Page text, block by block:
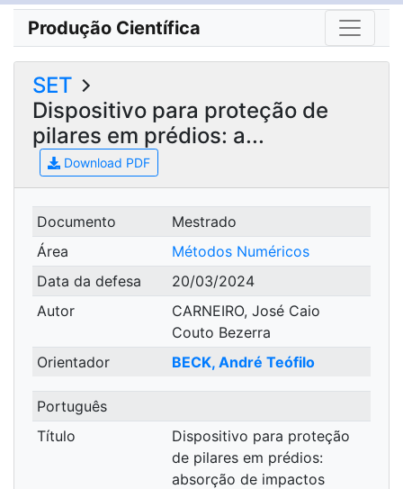
Produção Científica
SET
Dispositivo para proteção de
pilares em prédios: a...
Download PDF
Documento
Mestrado
Área
Métodos Numéricos
Data da defesa
20/03/2024
Autor
CARNEIRO, José Caio
Couto Bezerra
Orientador
BECK, André Teófilo
Português
Título
Dispositivo para proteção
de pilares em prédios:
absorção de impactos